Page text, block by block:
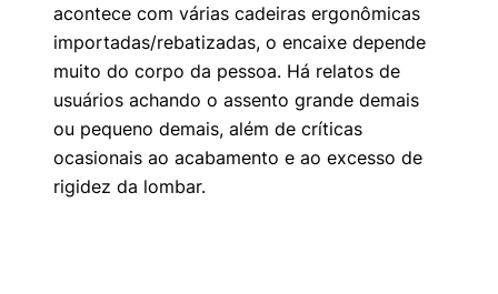
acontece com várias cadeiras ergonômicas
importadas/rebatizadas, o encaixe depende
muito do corpo da pessoa. Há relatos de
usuários achando o assento grande demais
ou pequeno demais, além de críticas
ocasionais ao acabamento e ao excesso de
rigidez da lombar.